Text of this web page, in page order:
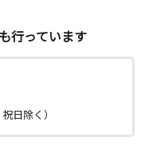
も行っています
日除く）